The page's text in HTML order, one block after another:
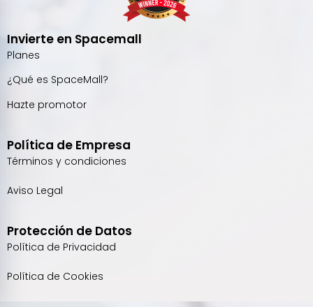
Invierte en Spacemall
Planes
¿Qué es SpaceMall?
Hazte promotor
Política de Empresa
Términos y condiciones
Aviso Legal
Protección de Datos
Política de Privacidad
Política de Cookies